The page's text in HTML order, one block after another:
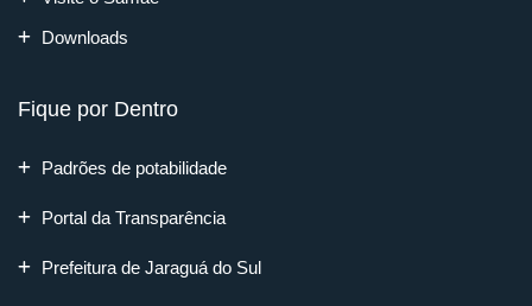
Downloads
Fique por Dentro
Padrões de potabilidade
Portal da Transparência
Prefeitura de Jaraguá do Sul